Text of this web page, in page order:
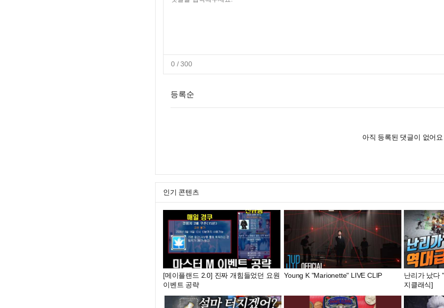
0/ 300
등록순
아직 등록된 댓글이 없어요
인기 콘텐츠
[메이플랜드 2.0] 진짜 개힘들었던 요원
이벤트 공략
Young K "Marionette" LIVE CLIP
난리가 났다
지클래식]